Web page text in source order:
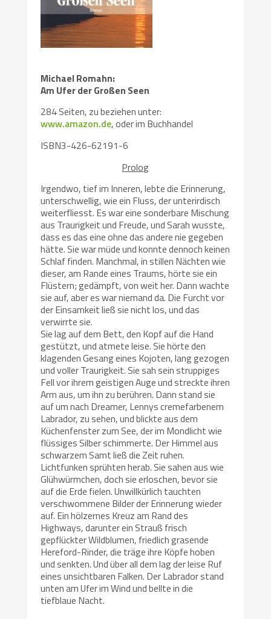
Michael Romahn:
Am Ufer der Großen Seen
284 Seiten, zu beziehen unter:
www.amazon.de, oder im Buchhandel
ISBN3-426-62191-6
Prolog
Irgendwo, tief im Inneren, lebte die Erinnerung,
unterschwellig, wie ein Fluss, der unterirdisch
weiterfliesst. Es war eine sonderbare Mischung
aus Traurigkeit und Freude, und Sarah wusste,
dass es das eine ohne das andere nie gegeben
hätte. Sie war müde und konnte dennoch keinen
Schlaf finden. Manchmal, in stillen Nächten wie
dieser, am Rande eines Traums, hörte sie ein
Flüstern; gedämpft, von weit her. Dann wachte
sie auf, aber es war niemand da. Die Furcht vor
der Einsamkeit ließ sie nicht los, und das
verwirrte sie.
Sie lag auf dem Bett, den Kopf auf die Hand
gestützt, und atmete leise. Sie hörte den
klagenden Gesang eines Kojoten, lang gezogen
und voller Traurigkeit. Sie sah sein struppiges
Fell vor ihrem geistigen Auge und streckte ihren
Arm aus, um ihn zu berühren. Dann stand sie
auf um nach Dreamer, Lennys cremefarbenem
Labrador, zu sehen, und blickte aus dem
Küchenfenster zum See, der im Mondlicht wie
flüssiges Silber schimmerte. Der Himmel aus
schwarzem Samt ließ die Zeit ruhen.
Lichtfunken sprühten herab. Sie sahen aus wie
Glühwürmchen, doch sie erloschen, bevor sie
auf die Erde fielen. Unwillkürlich tauchten
verschwommene Bilder der Erinnerung wieder
auf. Ein hölzernes Kreuz am Rand des
Highways, darunter ein Strauß frisch
gepflückter Wildblumen, friedlich grasende
Hereford-Rinder, die träge ihre Köpfe hoben
und senkten. Und über all dem lag der leise Ruf
eines unsichtbaren Falken. Der Labrador stand
unten am Ufer im Wind und bellte in die
tiefblaue Nacht.